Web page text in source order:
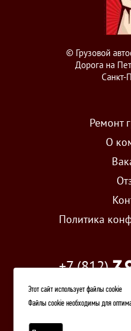
© Грузовой
Дорога на
Санкт-
Ремонт
О
Политика
+7 (812)
Этот сайт использует файлы cookie
Файлы cookie необходимы для